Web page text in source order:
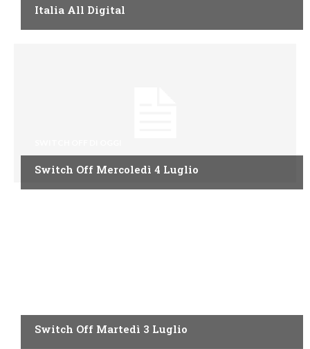
Italia All Digital
Switch Off Mercoledì 4 Luglio
Switch Off Martedì 3 Luglio